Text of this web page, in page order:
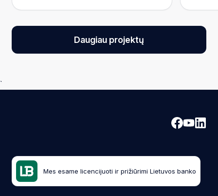
7.68-7.88%
Fiksuotos metinės palūkanos
Daugiau projektų
`
Mes esame licencijuoti ir prižiūrimi Lietuvos banko